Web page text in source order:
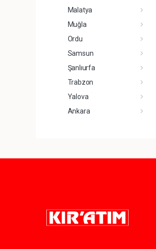
Malatya
Muğla
Ordu
Samsun
Şanlıurfa
Trabzon
Yalova
Ankara